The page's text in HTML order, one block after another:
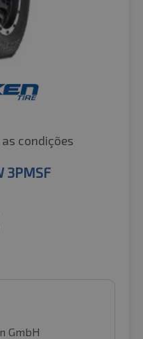
condições
3PMSF
GmbH